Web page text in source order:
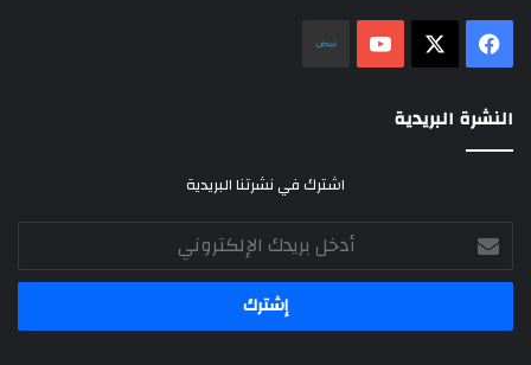
فيسبوك ‫YouTube
النشرة البريدية
اشترك في نشرتنا البريدية
أدخل
بريدك
الإلكتروني